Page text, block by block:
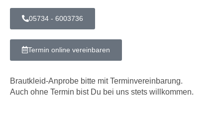
05734 - 6003736
Termin online vereinbaren
Brautkleid-Anprobe bitte mit Terminvereinbarung.
Auch ohne Termin bist Du bei uns stets willkommen.